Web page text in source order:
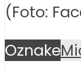
(Foto:
Oznake